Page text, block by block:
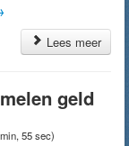
Lees meer
geld
55 sec)